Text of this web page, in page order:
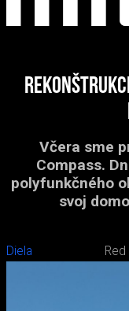
Včera sme
Compass.
polyfunkčného
svoj
Diela Red